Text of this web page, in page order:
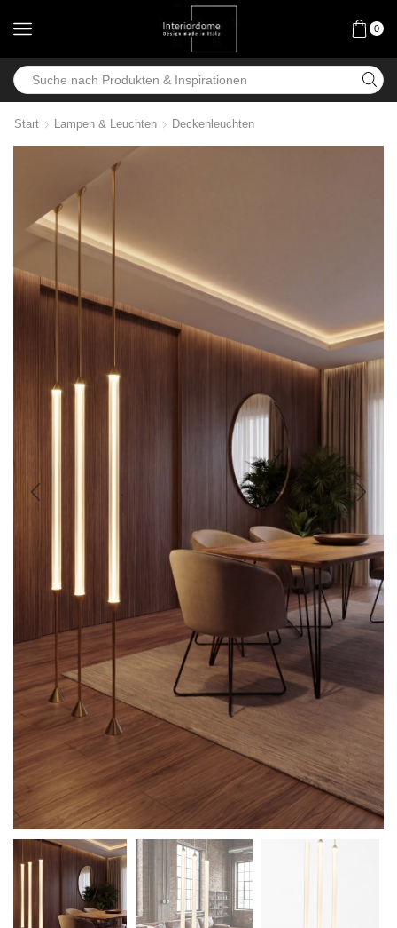
0
Start Lampen & Leuchten Deckenleuchten